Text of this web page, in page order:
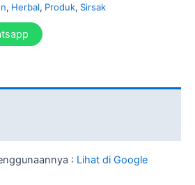
, Herbal, Produk, Sirsak
: Lihat di Google